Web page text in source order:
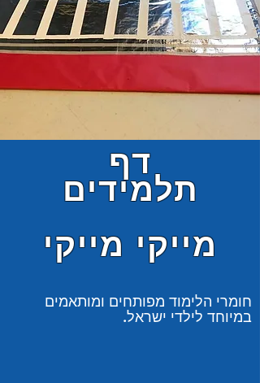
דף
תלמידים
מייקי מייקי
חומרי הלימוד מפותחים ומותאמים
במיוחד לילדי ישראל.